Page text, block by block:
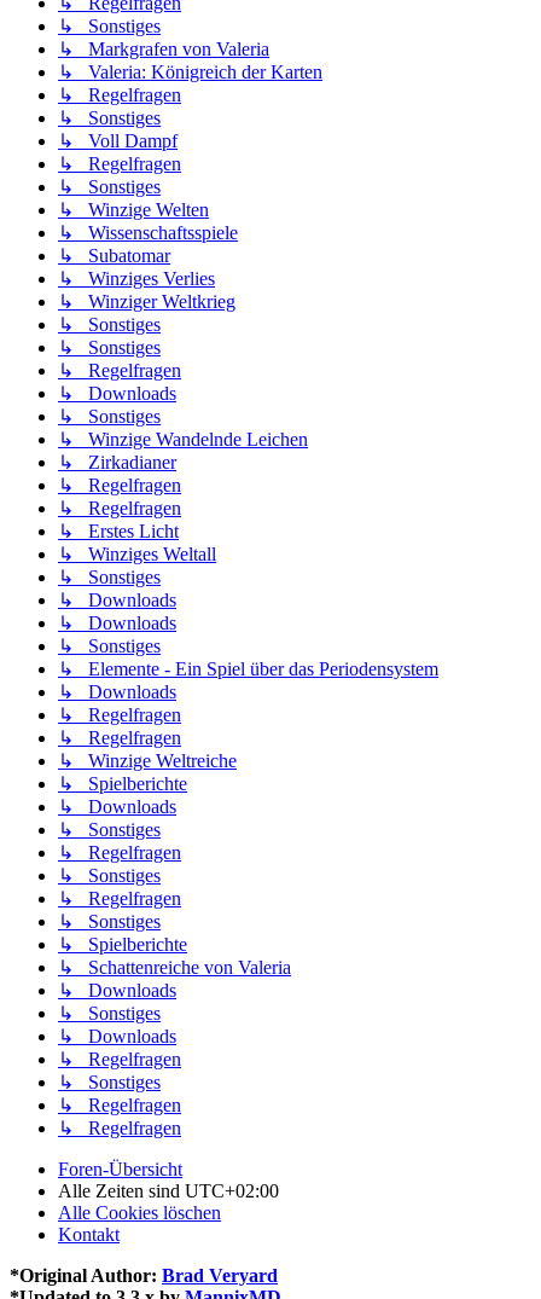
↳ Sonstiges
↳ Markgrafen von Valeria
↳ Valeria: Königreich der Karten
↳ Regelfragen
↳ Sonstiges
↳ Voll Dampf
↳ Regelfragen
↳ Sonstiges
↳ Winzige Welten
↳ Wissenschaftsspiele
↳ Subatomar
↳ Winziges Verlies
↳ Winziger Weltkrieg
↳ Sonstiges
↳ Sonstiges
↳ Regelfragen
↳ Downloads
↳ Sonstiges
↳ Winzige Wandelnde Leichen
↳ Zirkadianer
↳ Regelfragen
↳ Regelfragen
↳ Erstes Licht
↳ Winziges Weltall
↳ Sonstiges
↳ Downloads
↳ Downloads
↳ Sonstiges
↳ Elemente - Ein Spiel über das Periodensystem
↳ Downloads
↳ Regelfragen
↳ Regelfragen
↳ Winzige Weltreiche
↳ Spielberichte
↳ Downloads
↳ Sonstiges
↳ Regelfragen
↳ Sonstiges
↳ Regelfragen
↳ Sonstiges
↳ Spielberichte
↳ Schattenreiche von Valeria
↳ Downloads
↳ Sonstiges
↳ Downloads
↳ Regelfragen
↳ Sonstiges
↳ Regelfragen
↳ Regelfragen
Foren-Übersicht
Alle Zeiten sind UTC+02:00
Alle Cookies löschen
Kontakt
*Original Author: Brad Veryard